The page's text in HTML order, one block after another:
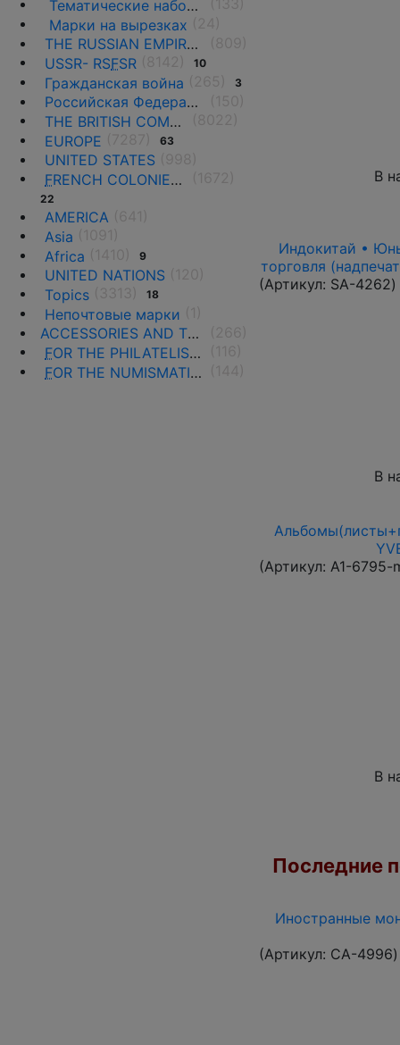
Тематические наборы и коллекции •
Марки на вырезках
THE RUSSIAN EMPIRE UNTIL 1917.
USSR- RSFSR 10
Гражданская война 3
Российская Федерация(1992 г.-н.д.)
THE BRITISH COMMONWEALTH
EUROPE
63
UNITED STATES
FRENCH COLONIES AND THE TERRITORIES
22
AMERICA
Asia
Africa
9
UNITED NATIONS
Topics
18
Непочтовые марки
ACCESSORIES AND THE LITERATURE
FOR THE PHILATELISTS
FOR THE NUMISMATISTS
В
Индокитай •
торговля
(Артикул: SA-4262)
В
(Артикул: A1-6795-
В
Последние
Иностранные
(Артикул: CA-4996)